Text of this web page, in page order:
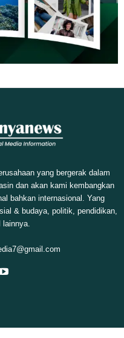
yang bergerak dalam
dan akan kami kembangkan
bahkan internasional. Yang
& budaya, politik, pendidikan,
lainnya.